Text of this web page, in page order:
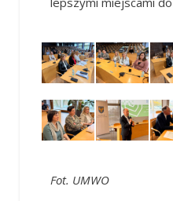
Fot. UMWO